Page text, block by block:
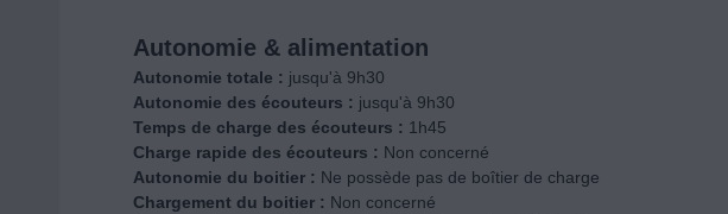
Autonomie & alimentation
Autonomie totale : jusqu'à 9h30
Autonomie des écouteurs : jusqu'à 9h30
Temps de charge des écouteurs : 1h45
Charge rapide des écouteurs : Non concerné
Autonomie du boitier : Ne possède pas de boîtier de charge
Chargement du boitier : Non concerné